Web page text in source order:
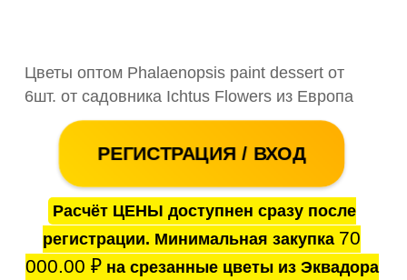
Цветы оптом Phalaenopsis paint dessert от
6шт. от садовника Ichtus Flowers из Европа
РЕГИСТРАЦИЯ / ВХОД
Расчёт ЦЕНЫ доступнен сразу после
регистрации. Минимальная закупка 70
000.00 ₽на срезанные цветы из Эквадора